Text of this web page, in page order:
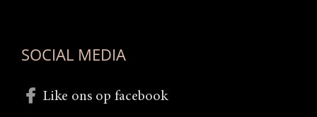
SOCIAL MEDIA
Like ons op facebook